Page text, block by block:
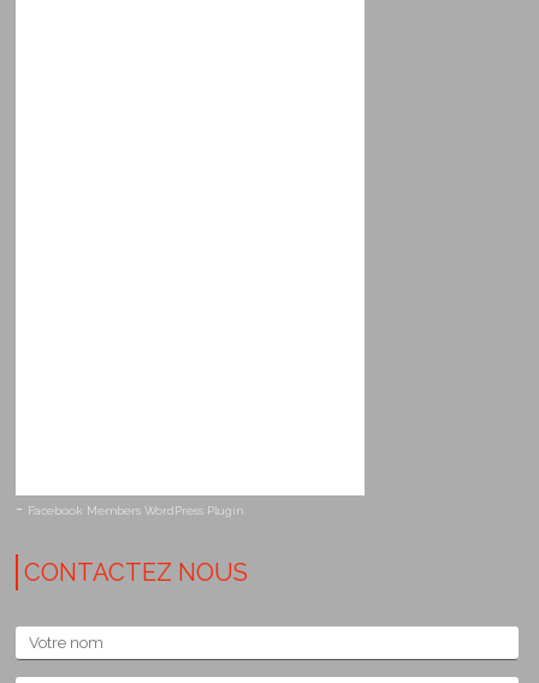
- Facebook Members WordPress Plugin
CONTACTEZ NOUS